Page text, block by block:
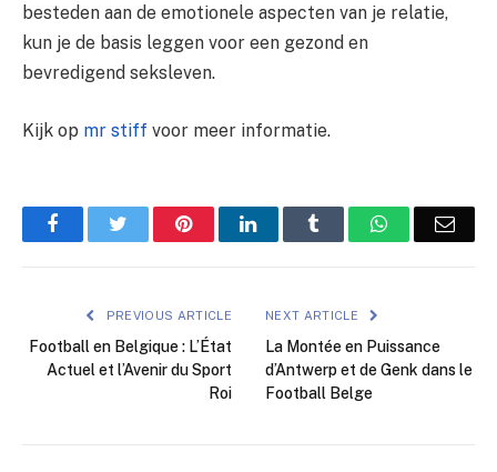
besteden aan de emotionele aspecten van je relatie,
kun je de basis leggen voor een gezond en
bevredigend seksleven.
Kijk op mr stiff voor meer informatie.
FacebookTwitter PinterestLinkedIn Tumblr WhatsApp
PREVIOUS ARTICLE
Football en Belgique : L’État
Actuel et l’Avenir du Sport
Roi
NEXT ARTICLE
La Montée en Puissance
d’Antwerp et de Genk dans le
Football Belge